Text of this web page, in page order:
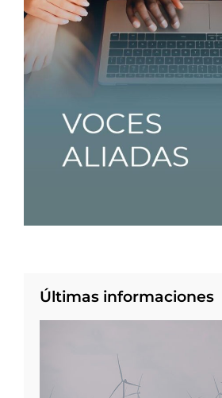
Últimas informaciones